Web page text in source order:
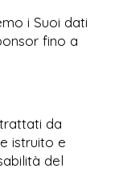
i Suoi dati
fino a
da
istruito e
del